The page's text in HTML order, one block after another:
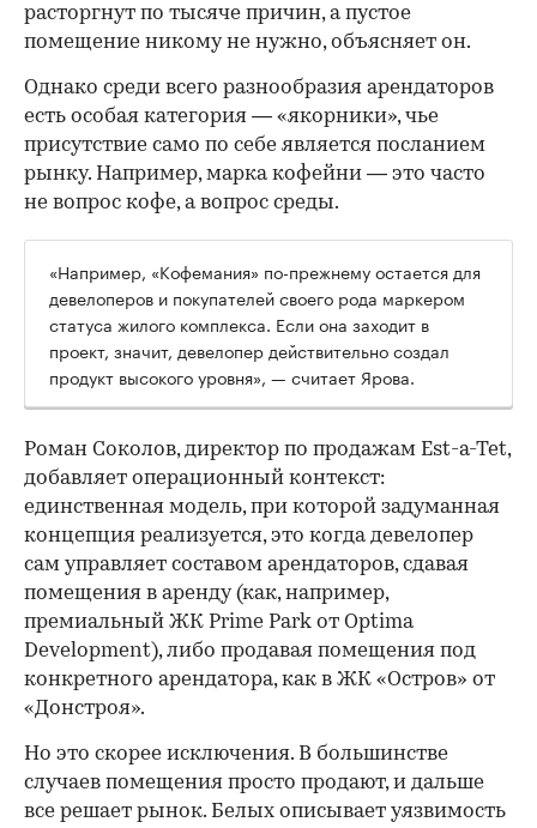
расторгнут по тысяче причин, а пустое
помещение никому не нужно, объясняет он.
Однако среди всего разнообразия арендаторов
есть особая категория — «якорники», чье
присутствие само по себе является посланием
рынку. Например, марка кофейни — это часто
не вопрос кофе, а вопрос среды.
«Например, «Кофемания» по-прежнему остается для
девелоперов и покупателей своего рода маркером
статуса жилого комплекса. Если она заходит в
проект, значит, девелопер действительно создал
продукт высокого уровня», — считает Ярова.
Роман Соколов, директор по продажам Est-a-Tet,
добавляет операционный контекст:
единственная модель, при которой задуманная
концепция реализуется, это когда девелопер
сам управляет составом арендаторов, сдавая
помещения в аренду (как, например,
премиальный ЖК Prime Park от Optima
Development), либо продавая помещения под
конкретного арендатора, как в ЖК «Остров» от
«Донстроя».
Но это скорее исключения. В большинстве
случаев помещения просто продают, и дальше
все решает рынок. Белых описывает уязвимость